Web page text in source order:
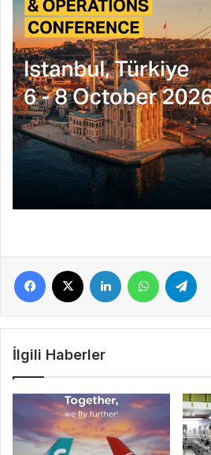
Facebook LinkedIn WhatsApp
İlgili Haberler